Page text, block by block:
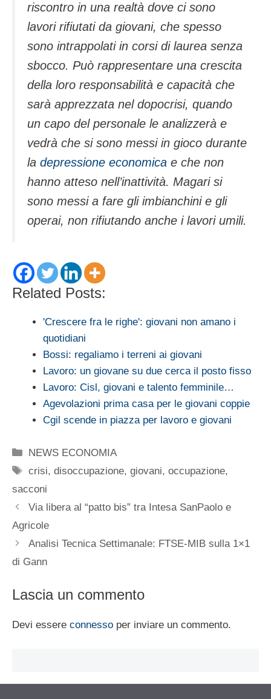
riscontro in una realtà dove ci sono
lavori rifiutati da giovani, che spesso
sono intrappolati in corsi di laurea senza
sbocco. Può rappresentare una crescita
della loro responsabilità e capacità che
sarà apprezzata nel dopocrisi, quando
un capo del personale le analizzerà e
vedrà che si sono messi in gioco durante
la depressione economica e che non
hanno atteso nell’inattività. Magari si
sono messi a fare gli imbianchini e gli
operai, non rifiutando anche i lavori umili.
Related Posts:
'Crescere fra le righe': giovani non amano i
quotidiani
Bossi: regaliamo i terreni ai giovani
Lavoro: un giovane su due cerca il posto fisso
Lavoro: Cisl, giovani e talento femminile…
Agevolazioni prima casa per le giovani coppie
Cgil scende in piazza per lavoro e giovani
Categorie
NEWS ECONOMIA
Tag
crisi,disoccupazione,giovani,occupazione,
sacconi
Via libera al “patto bis” tra Intesa SanPaolo e
Agricole
Analisi Tecnica Settimanale: FTSE-MIB sulla 1×1
di Gann
Lascia un commento
Devi essere connesso per inviare un commento.